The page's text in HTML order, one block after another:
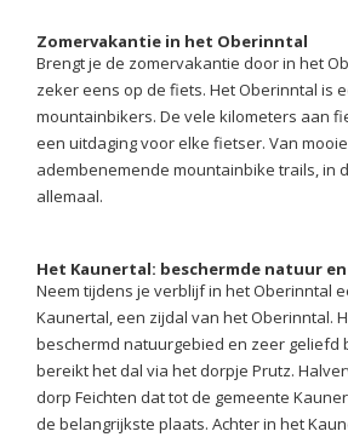
Zomervakantie in het Oberinntal
Brengt je de zomervakantie door in het
zeker eens op de fiets. Het Oberinntal is
mountainbikers. De vele kilometers aan
een uitdaging voor elke fietser. Van
adembenemende mountainbike trails, in
allemaal.
Het Kaunertal: beschermde natuur
Neem tijdens je verblijf in het Oberinntal
Kaunertal, een zijdal van het Oberinntal.
beschermd natuurgebied en zeer geliefd
bereikt het dal via het dorpje Prutz.
dorp Feichten dat tot de gemeente
de belangrijkste plaats. Achter in het